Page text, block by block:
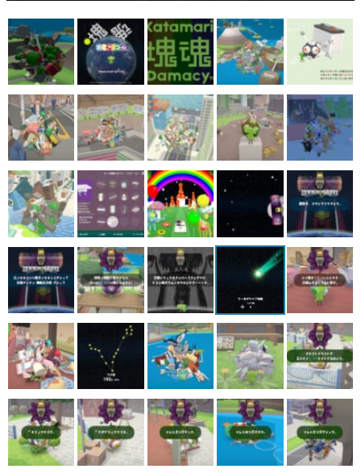
マンガ
女性向け
アプリレビュー
その他
電ファミニコゲーマーとは？
運営：株式会社マレ